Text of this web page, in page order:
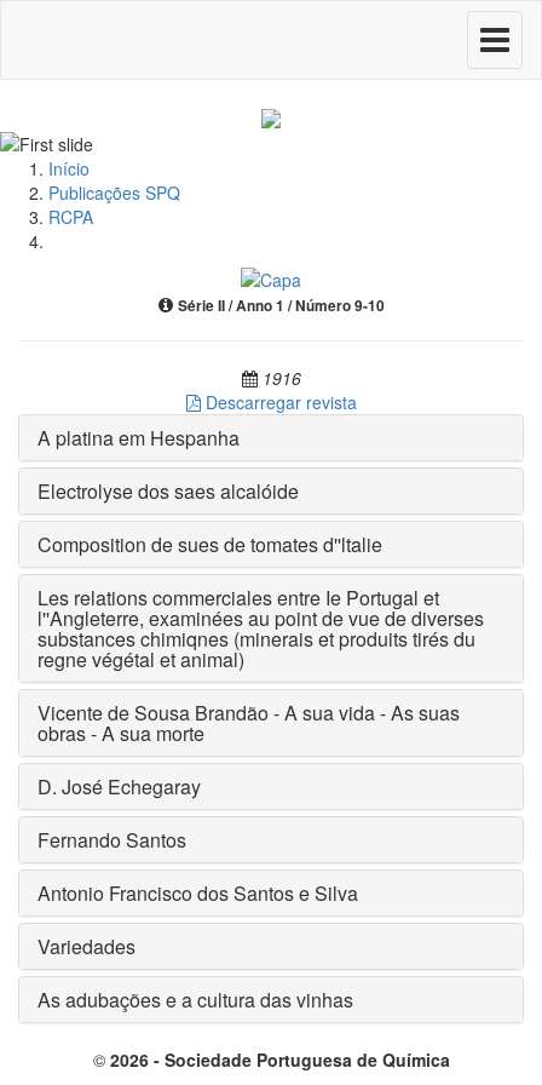
Toggle
Início
Publicações SPQ
RCPA
Série II / Anno 1 / Número 9-10
1916
Descarregar revista
A platina em Hespanha
Electrolyse dos saes alcalóide
Composition de sues de tomates d''ltalie
Les relations commerciales entre Ie Portugal et
l''Angleterre, examinées au point de vue de diverses
substances chimiqnes (minerais et produits tirés du
regne végétal et animal)
Vicente de Sousa Brandão - A sua vida - As suas
obras - A sua morte
D. José Echegaray
Fernando Santos
Antonio Francisco dos Santos e Silva
Variedades
As adubações e a cultura das vinhas
© 2026 - Sociedade Portuguesa de Química